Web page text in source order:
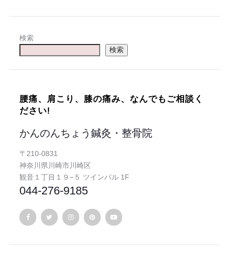
検索
検索
腰痛、肩こり、膝の痛み、なんでもご相談く
ださい!
かんのんちょう鍼灸・整骨院
〒210-0831
神奈川県川崎市川崎区
観音１丁目１９−５ ツインパル 1F
044-276-9185